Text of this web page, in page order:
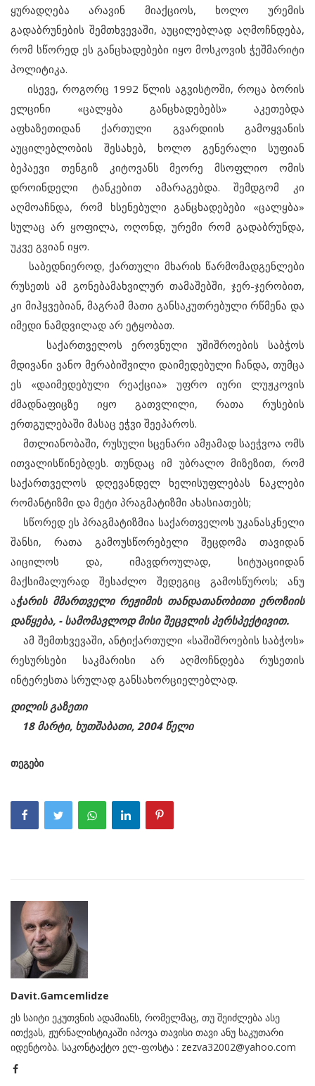
ყურადღება არავინ მიაქციოს, ხოლო ურემის
გადაბრუნების შემთხვევაში, აუცილებლად აღმოჩნდება,
რომ სწორედ ეს განცხადებები იყო მოსკოვის ჭეშმარიტი
პოლიტიკა.
ისევე, როგორც 1992 წლის აგვისტოში, როცა ბორის
ელცინი «ცალყბა განცხადებებს» აკეთებდა
აფხაზეთიდან ქართული გვარდიის გამოყვანის
აუცილებლობის შესახებ, ხოლო გენერალი სუფიან
ბეპაევი თენგიზ კიტოვანს მეორე მსოფლიო ომის
დროინდელი ტანკებით ამარაგებდა. შემდგომ კი
აღმოაჩნდა, რომ ხსენებული განცხადებები «ცალყბა»
სულაც არ ყოფილა, ოღონდ, ურემი რომ გადაბრუნდა,
უკვე გვიან იყო.
საბედნიეროდ, ქართული მხარის წარმომადგენლები
რუსეთს ამ გონებამახვილურ თამაშებში, ჯერ-ჯერობით,
კი მიჰყვებიან, მაგრამ მათი განსაკუთრებული რწმენა და
იმედი ნამდვილად არ ეტყობათ.
საქართველოს ეროვნული უშიშროების საბჭოს
მდივანი ვანო მერაბიშვილი დაიმედებული ჩანდა, თუმცა
ეს «დაიმედებული რეაქცია» უფრო იური ლუჟკოვის
ძმადნაფიცზე იყო გათვლილი, რათა რუსების
ერთგულებაში მასაც ეჭვი შეეპაროს.
მთლიანობაში, რუსული სცენარი ამჟამად საეჭვოა ომს
ითვალისწინებდეს. თუნდაც იმ უბრალო მიზეზით, რომ
საქართველოს დღევანდელ ხელისუფლებას ნაკლები
რომანტიზმი და მეტი პრაგმატიზმი ახასიათებს;
სწორედ ეს პრაგმატიზმია საქართველოს უკანასკნელი
შანსი, რათა გამოუსწორებელი შეცდომა თავიდან
აიცილოს და, იმავდროულად, სიტუაციიდან
მაქსიმალურად შესაძლო შედეგიც გამოსწუროს; ანუ
აჭარის მმართველი რეჟიმის თანდათანობითი ეროზიის
დაწყება, - სამომავლოდ მისი შეცვლის პერსპექტივით.
ამ შემთხვევაში, ანტიქართული «საშიშროების საბჭოს»
რესურსები საკმარისი არ აღმოჩნდება რუსეთის
ინტერესთა სრულად განსახორციელებლად.
დილის გაზეთი
18 მარტი, ხუთშაბათი, 2004 წელი
თეგები
Davit.Gamcemlidze
ეს საიტი ეკუთვნის ადამიანს, რომელმაც, თუ შეიძლება ასე
ითქვას, ჟურნალისტიკაში იპოვა თავისი თავი ანუ საკუთარი
იდენტობა. საკონტაქტო ელ-ფოსტა : zezva32002@yahoo.com